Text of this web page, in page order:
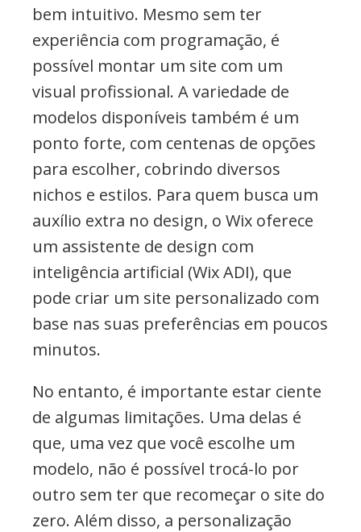
bem intuitivo. Mesmo sem ter
experiência com programação, é
possível montar um site com um
visual profissional. A variedade de
modelos disponíveis também é um
ponto forte, com centenas de opções
para escolher, cobrindo diversos
nichos e estilos. Para quem busca um
auxílio extra no design, o Wix oferece
um assistente de design com
inteligência artificial (Wix ADI), que
pode criar um site personalizado com
base nas suas preferências em poucos
minutos.
No entanto, é importante estar ciente
de algumas limitações. Uma delas é
que, uma vez que você escolhe um
modelo, não é possível trocá-lo por
outro sem ter que recomeçar o site do
zero. Além disso, a personalização